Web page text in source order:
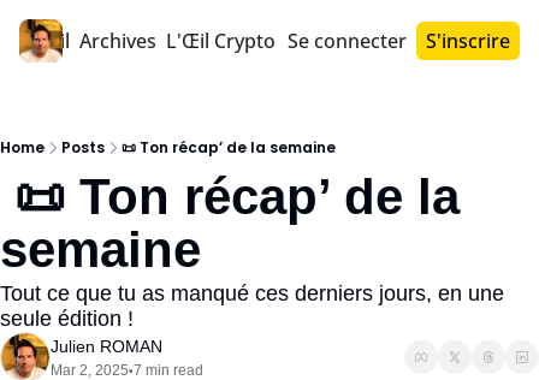
Accueil Archives L'Œil Crypto PRO™Se connecter S'inscrire
Home Posts 📜 Ton récap’ de la semaine
semaine
Tout ce que tu as manqué ces derniers jours, en une
seule édition !
Julien ROMAN
Mar 2, 2025•7 min read